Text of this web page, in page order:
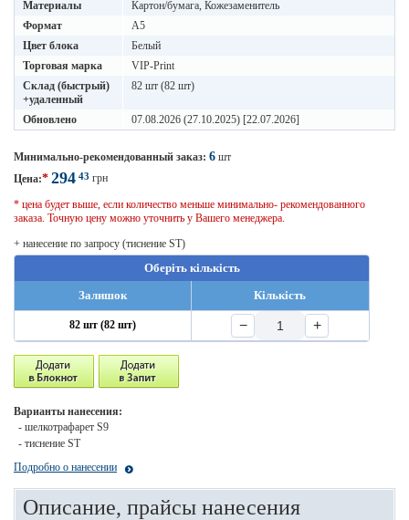
Материалы
Картон/бумага, Кожезаменитель
Формат
A5
Цвет блока
Белый
Торговая марка
VIP-Print
Склад (быстрый)
+удаленный
82 шт (82 шт)
Обновлено 07.08.2026 (27.10.2025) [22.07.2026]
Минимально-рекомендованный заказ: 6 шт
Цена:* 294 43 грн
* цена будет выше, если количество меньше минимально- рекомендованного
заказа. Точную цену можно уточнить у Вашего менеджера.
+ нанесение по запросу (тиснение ST)
Оберіть кількість
Залишок
Кількість
82 шт (82 шт) − +
Варианты нанесения:
- шелкотрафарет S9
- тиснение ST
Подробно о нанесении
Описание, прайсы нанесения